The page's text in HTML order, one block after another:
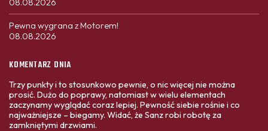
08.08.2026
Pewna wygrana z Motorem!
08.08.2026
KOMENTARZ DNIA
Trzy punkty i to stosunkowo pewnie, o nic więcej nie można
prosić. Dużo do poprawy, natomiast w wielu elementach
zaczynamy wyglądać coraz lepiej. Pewność siebie rośnie i co
najważniejsze – biegamy. Widać, że Sanz robi robotę za
zamkniętymi drzwiami.